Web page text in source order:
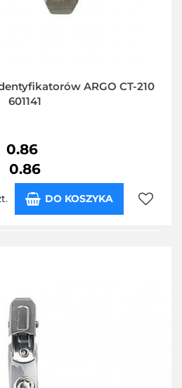
ARGO CT-210
601141
0.86
0.86
DO KOSZYKA